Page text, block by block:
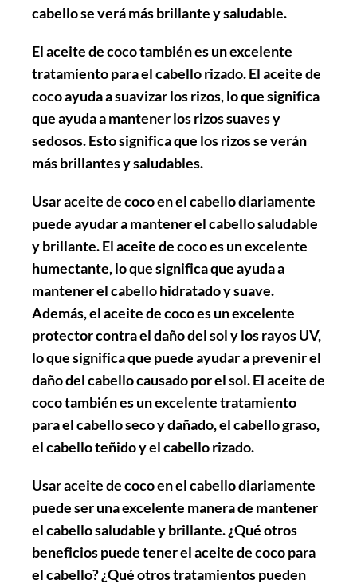
cabello se verá más brillante y saludable.
El aceite de coco también es un excelente
tratamiento para el cabello rizado. El aceite de
coco ayuda a suavizar los rizos, lo que significa
que ayuda a mantener los rizos suaves y
sedosos. Esto significa que los rizos se verán
más brillantes y saludables.
Usar aceite de coco en el cabello diariamente
puede ayudar a mantener el cabello saludable
y brillante. El aceite de coco es un excelente
humectante, lo que significa que ayuda a
mantener el cabello hidratado y suave.
Además, el aceite de coco es un excelente
protector contra el daño del sol y los rayos UV,
lo que significa que puede ayudar a prevenir el
daño del cabello causado por el sol. El aceite de
coco también es un excelente tratamiento
para el cabello seco y dañado, el cabello graso,
el cabello teñido y el cabello rizado.
Usar aceite de coco en el cabello diariamente
puede ser una excelente manera de mantener
el cabello saludable y brillante. ¿Qué otros
beneficios puede tener el aceite de coco para
el cabello? ¿Qué otros tratamientos pueden